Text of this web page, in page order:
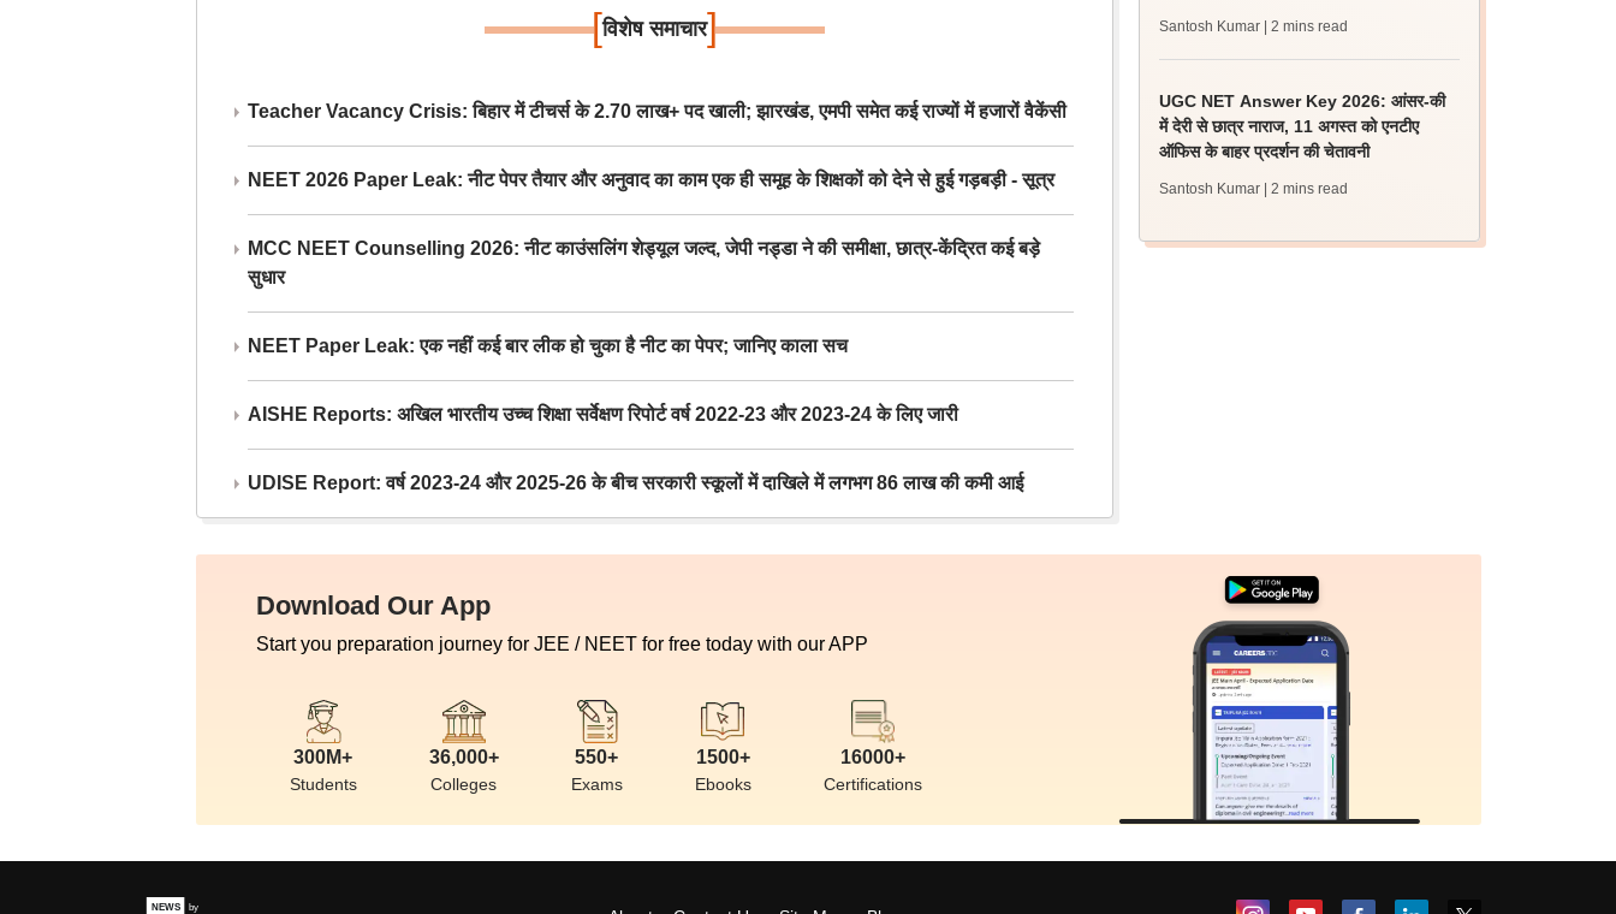
[विशेष समाचार]
Teacher Vacancy Crisis: बिहार में टीचर्स के 2.70 लाख+ पद खाली; झारखंड, एमपी समेत कई राज्यों में हजारों वैकेंसी
NEET 2026 Paper Leak: नीट पेपर तैयार और अनुवाद का काम एक ही समूह के शिक्षकों को देने से हुई गड़बड़ी - सूत्र
MCC NEET Counselling 2026: नीट काउंसलिंग शेड्यूल जल्द, जेपी नड्डा ने की समीक्षा, छात्र-केंद्रित कई बड़े
सुधार
NEET Paper Leak: एक नहीं कई बार लीक हो चुका है नीट का पेपर; जानिए काला सच
AISHE Reports: अखिल भारतीय उच्च शिक्षा सर्वेक्षण रिपोर्ट वर्ष 2022-23 और 2023-24 के लिए जारी
UDISE Report: वर्ष 2023-24 और 2025-26 के बीच सरकारी स्कूलों में दाखिले में लगभग 86 लाख की कमी आई
Santosh Kumar | 2 mins read
UGC NET Answer Key 2026: आंसर-की
में देरी से छात्र नाराज, 11 अगस्त को एनटीए
ऑफिस के बाहर प्रदर्शन की चेतावनी
Santosh Kumar | 2 mins read
Download Our App
Start you preparation journey for JEE / NEET for free today with our APP
300M+
Students
36,000+
Colleges
550+
Exams
1500+
Ebooks
16000+
Certifications